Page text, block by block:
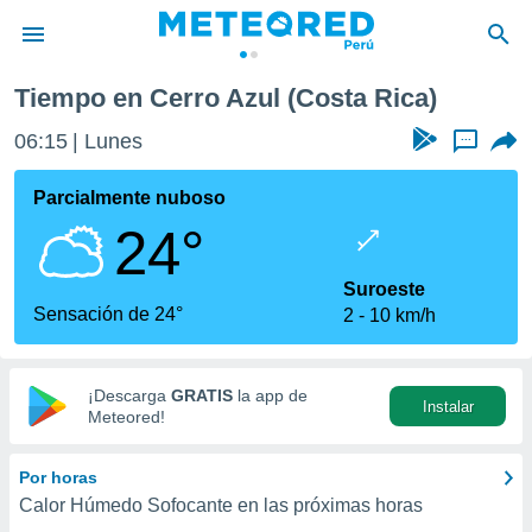
de
ha sido
que se
calidad.
a este
las
y
digital
basada
Tiempo en Cerro Azul (Costa Rica)
06:15 Lunes ...
Parcialmente nuboso
24°
Sensación de 24°
Suroeste
2
10 km/h
¡Descarga GRATIS la app de
Meteored!
Instalar
Por horas
Calor Húmedo Sofocante en las próximas horas